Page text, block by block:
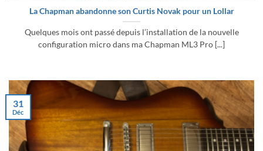
La Chapman abandonne son Curtis Novak pour un Lollar
Quelques mois ont passé depuis l’installation de la nouvelle
configuration micro dans ma Chapman ML3 Pro [...]
31
Déc